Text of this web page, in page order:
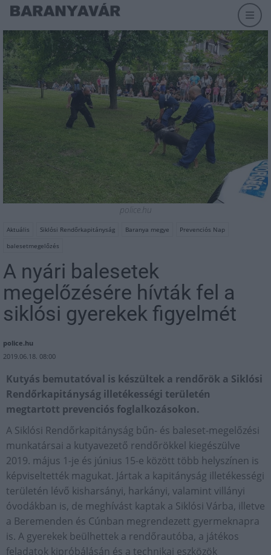
police.hu
Aktuális Siklósi Rendőrkapitányság Baranya megye
Prevenciós Nap
balesetmegelőzés
A nyári balesetek
megelőzésére hívták fel a
siklósi gyerekek figyelmét
police.hu
2019.06.18. 08:00
Kutyás bemutatóval is készültek a rendőrök a Siklósi
Rendőrkapitányság illetékességi területén
megtartott prevenciós foglalkozásokon.
A Siklósi Rendőrkapitányság bűn- és baleset-megelőzési
munkatársai a kutyavezető rendőrökkel kiegészülve
2019. május 1-je és június 15-e között több helyszínen is
képviseltették magukat. Jártak a kapitányság illetékességi
területén lévő kisharsányi, harkányi, valamint villányi
óvodákban is, de meghívást kaptak a Siklósi Várba, illetve
a Beremenden és Cúnban megrendezett gyermeknapra
is. A gyerekek beülhettek a rendőrautóba, a játékos
feladatok kipróbálásán és a technikai eszközök